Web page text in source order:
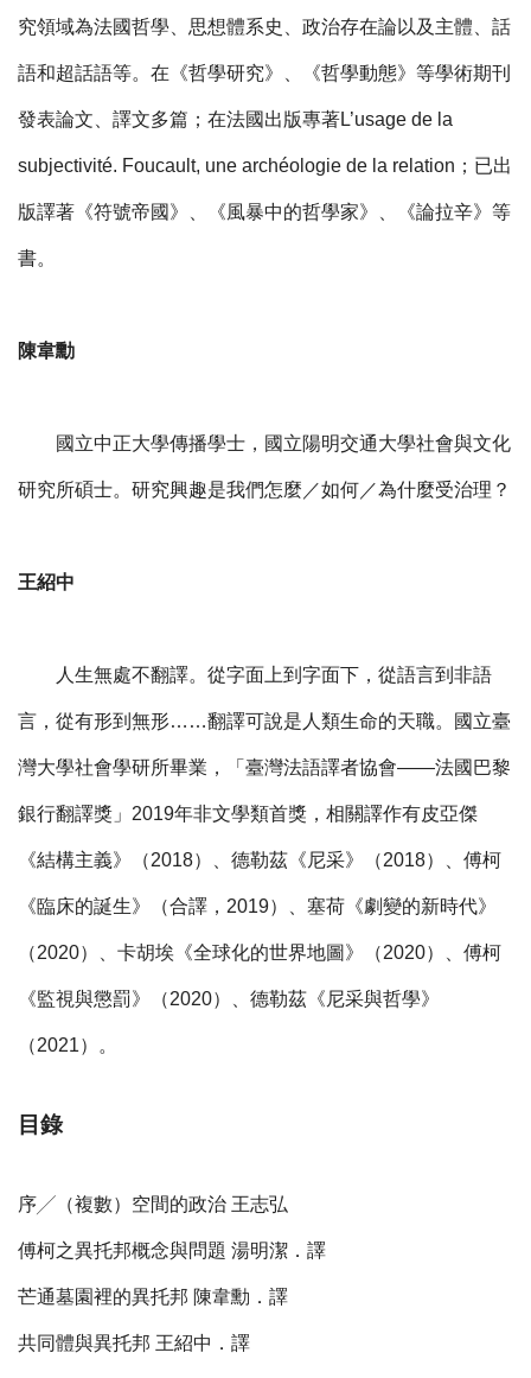
究領域為法國哲學、思想體系史、政治存在論以及主體、話
語和超話語等。在《哲學研究》、《哲學動態》等學術期刊
發表論文、譯文多篇；在法國出版專著L’usage de la
subjectivité. Foucault, une archéologie de la relation；已出
版譯著《符號帝國》、《風暴中的哲學家》、《論拉辛》等
書。
陳韋勳
國立中正大學傳播學士，國立陽明交通大學社會與文化
研究所碩士。研究興趣是我們怎麼／如何／為什麼受治理？
王紹中
人生無處不翻譯。從字面上到字面下，從語言到非語
言，從有形到無形……翻譯可說是人類生命的天職。國立臺
灣大學社會學研所畢業，「臺灣法語譯者協會——法國巴黎
銀行翻譯獎」2019年非文學類首獎，相關譯作有皮亞傑
《結構主義》（2018）、德勒茲《尼采》（2018）、傅柯
《臨床的誕生》（合譯，2019）、塞荷《劇變的新時代》
（2020）、卡胡埃《全球化的世界地圖》（2020）、傅柯
《監視與懲罰》（2020）、德勒茲《尼采與哲學》
（2021）。
目錄
序╱（複數）空間的政治 王志弘
傅柯之異托邦概念與問題 湯明潔．譯
芒通墓園裡的異托邦 陳韋勳．譯
共同體與異托邦 王紹中．譯